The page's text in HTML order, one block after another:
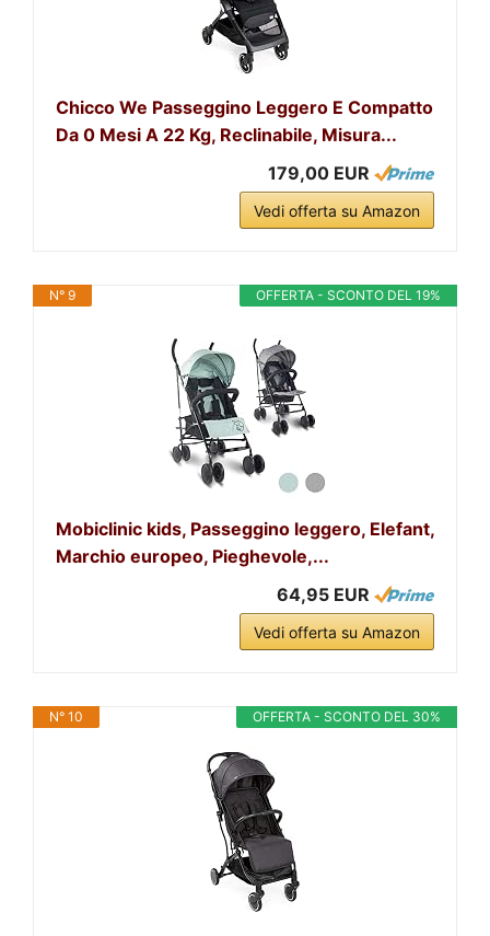
Chicco We Passeggino Leggero E Compatto
Da 0 Mesi A 22 Kg, Reclinabile, Misura...
179,00 EUR
Vedi offerta su Amazon
OFFERTA - SCONTO DEL 19%
N° 9
Mobiclinic kids, Passeggino leggero, Elefant,
Marchio europeo, Pieghevole,...
64,95 EUR
Vedi offerta su Amazon
OFFERTA - SCONTO DEL 30%
N° 10